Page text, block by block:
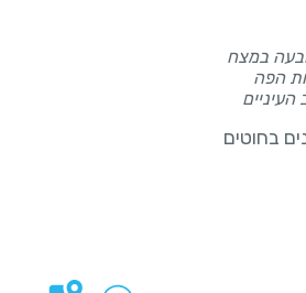
במצח
הפה
בחוטים